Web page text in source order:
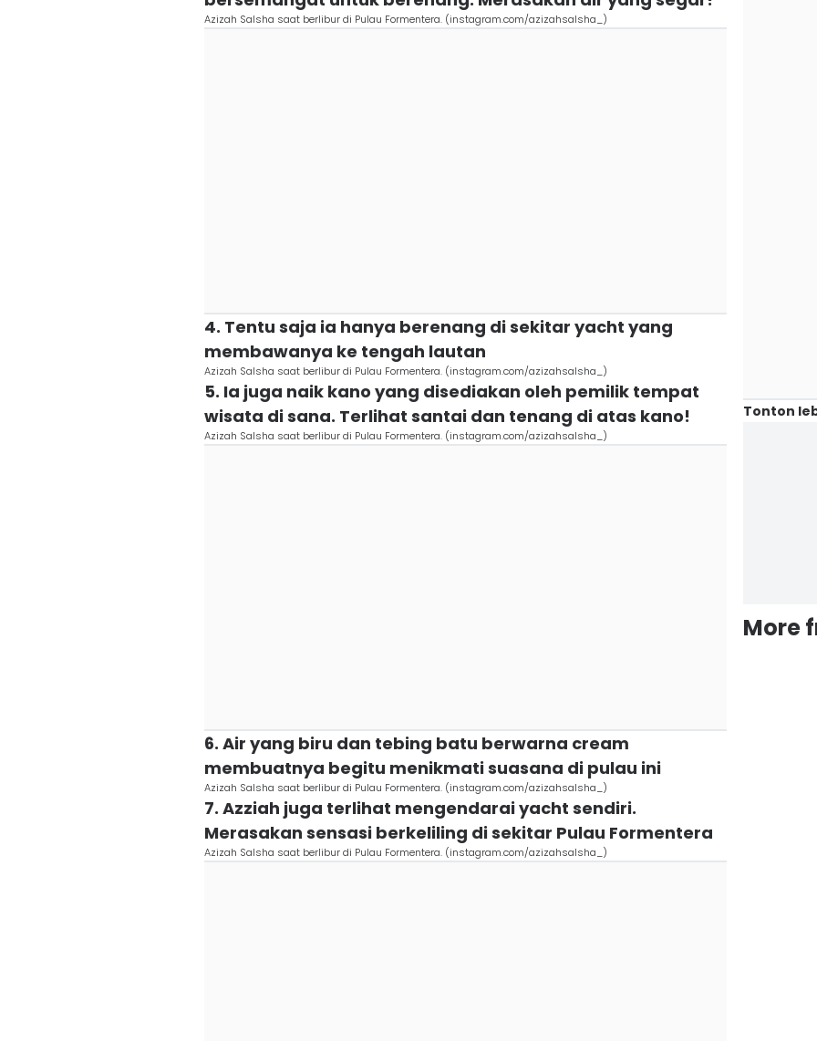
Azizah Salsha saat berlibur di Pulau Formentera. (instagram.com/azizahsalsha_)
4. Tentu saja ia hanya berenang di sekitar yacht yang
membawanya ke tengah lautan
Azizah Salsha saat berlibur di Pulau Formentera. (instagram.com/azizahsalsha_)
5. Ia juga naik kano yang disediakan oleh pemilik tempat
wisata di sana. Terlihat santai dan tenang di atas kano!
Azizah Salsha saat berlibur di Pulau Formentera. (instagram.com/azizahsalsha_)
6. Air yang biru dan tebing batu berwarna cream
membuatnya begitu menikmati suasana di pulau ini
Azizah Salsha saat berlibur di Pulau Formentera. (instagram.com/azizahsalsha_)
7. Azziah juga terlihat mengendarai yacht sendiri.
Merasakan sensasi berkeliling di sekitar Pulau Formentera
Azizah Salsha saat berlibur di Pulau Formentera. (instagram.com/azizahsalsha_)
Tonton
More